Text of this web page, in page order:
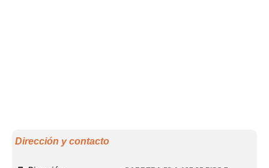
Dirección y contacto